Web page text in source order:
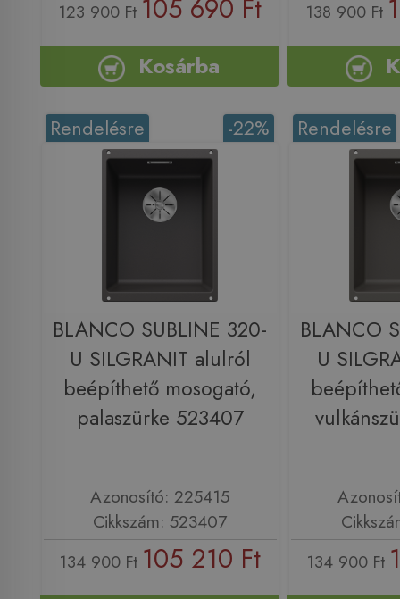
123 900 Ft 105 690 Ft
Kosárba
138 900 Ft
-22%
Rendelésre
BLANCO SUBLINE 320-
U SILGRANIT alulról
beépíthető mosogató,
palaszürke 523407
Azonosító: 225415
Cikkszám: 523407
134 900 Ft 105 210 Ft
Rendelésre
BLANCO
U
134 900 Ft